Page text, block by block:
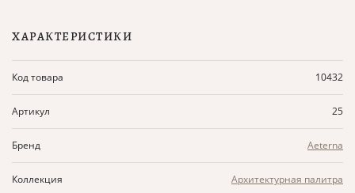
ХАРАКТЕРИСТИКИ
Код товара 10432
Артикул 25
Бренд Aeterna
Коллекция Архитектурная палитра